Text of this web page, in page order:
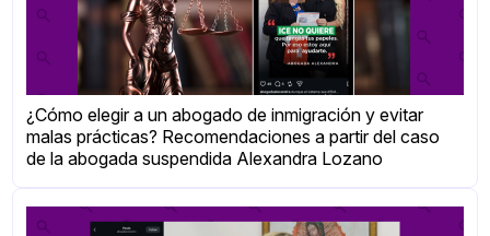
¿Cómo elegir a un abogado de inmigración y evitar
malas prácticas? Recomendaciones a partir del caso
de la abogada suspendida Alexandra Lozano